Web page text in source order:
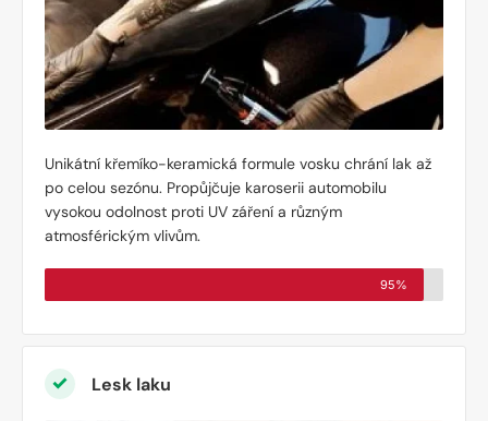
Unikátní křemíko-keramická formule vosku chrání lak až
po celou sezónu. Propůjčuje karoserii automobilu
vysokou odolnost proti UV záření a různým
atmosférickým vlivům.
95%
Lesk laku